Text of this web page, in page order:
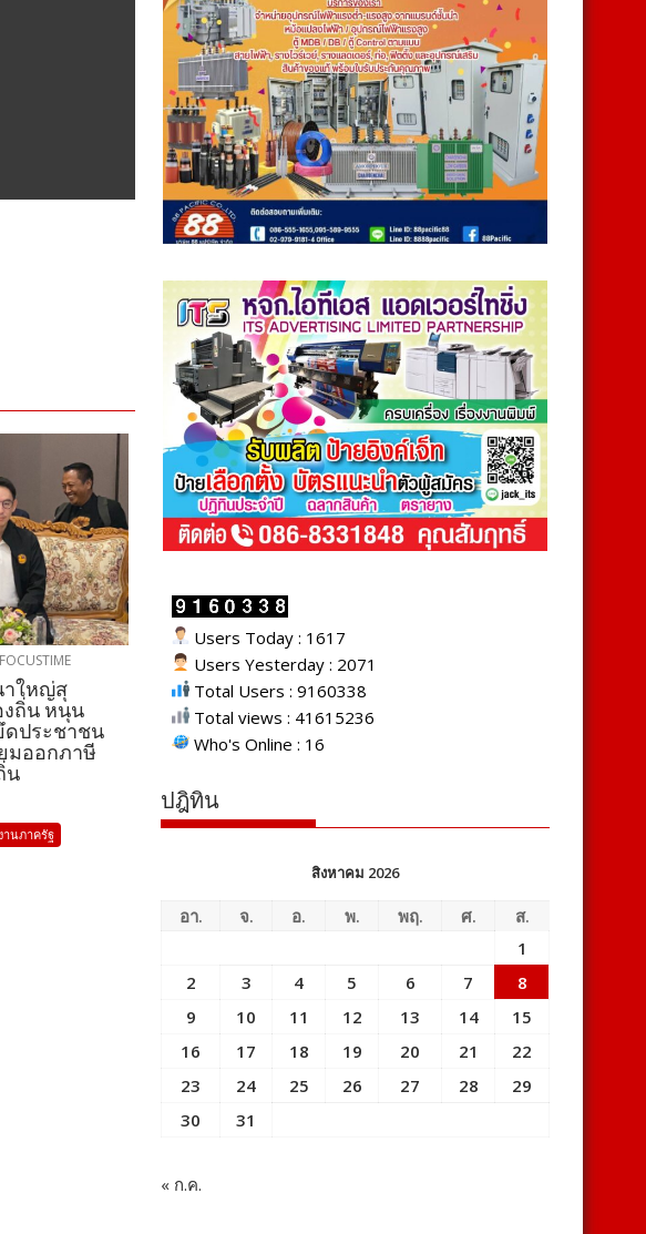
าใหญ่สุ
งถิ่น หนุน
ดประชาชน
มออกภาษี
น
านภาครัฐ
Users Today : 1617
Users Yesterday : 2071
Total Users : 9160338
Total views : 41615236
Who's Online : 16
ปฎิทิน
สิงหาคม 2026
อา. จ. อ. พ. พฤ. ศ.
ส.
1
2
3 4 5 6 7
8
9
10 11 12 13 14
15
16
17 18 19 20 21
22
23
24 25 26 27 28
29
30
31
« ก.ค.